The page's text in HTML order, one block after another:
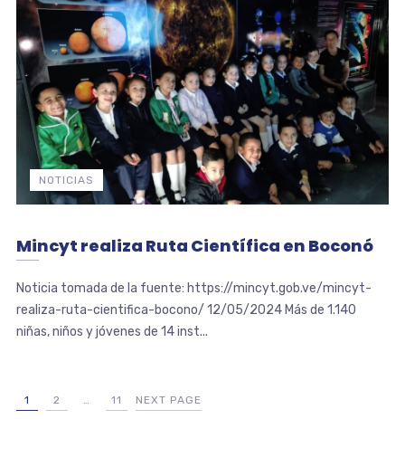
NOTICIAS
Mincyt realiza Ruta Científica en Boconó
Noticia tomada de la fuente: https://mincyt.gob.ve/mincyt-
realiza-ruta-cientifica-bocono/ 12/05/2024 Más de 1.140
niñas, niños y jóvenes de 14 inst...
1 2 … 11 NEXT PAGE